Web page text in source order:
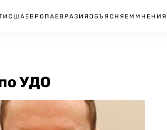
США ЕВРОПА ЕВРАЗИЯ ОБЪЯСНЯЕМ МНЕНИЯ
УДО